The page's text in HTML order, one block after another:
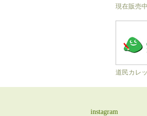
現在販売
道民カレ
instagram